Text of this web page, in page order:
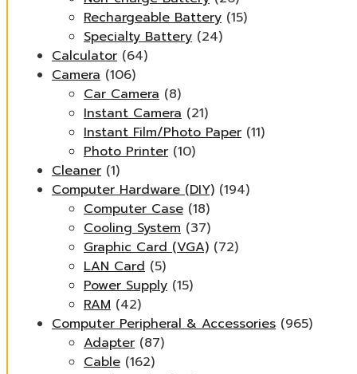
Rechargeable Battery (15)
Specialty Battery (24)
Calculator (64)
Camera (106)
Car Camera (8)
Instant Camera (21)
Instant Film/Photo Paper (11)
Photo Printer (10)
Cleaner (1)
Computer Hardware (DIY) (194)
Computer Case (18)
Cooling System (37)
Graphic Card (VGA) (72)
LAN Card (5)
Power Supply (15)
RAM (42)
Computer Peripheral & Accessories (965)
Adapter (87)
Cable (162)